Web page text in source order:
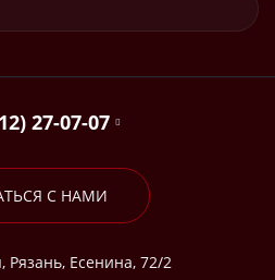
27-07-07
С НАМИ
Рязань, Есенина, 72/2